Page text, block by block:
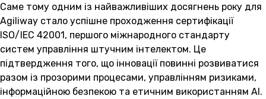
Саме тому одним із найважливіших досягнень року для
Agiliway стало успішне проходження сертифікації
ISO/IEC 42001, першого міжнародного стандарту
систем управління штучним інтелектом. Це
підтвердження того, що інновації повинні розвиватися
разом із прозорими процесами, управлінням ризиками,
інформаційною безпекою та етичним використанням AI.